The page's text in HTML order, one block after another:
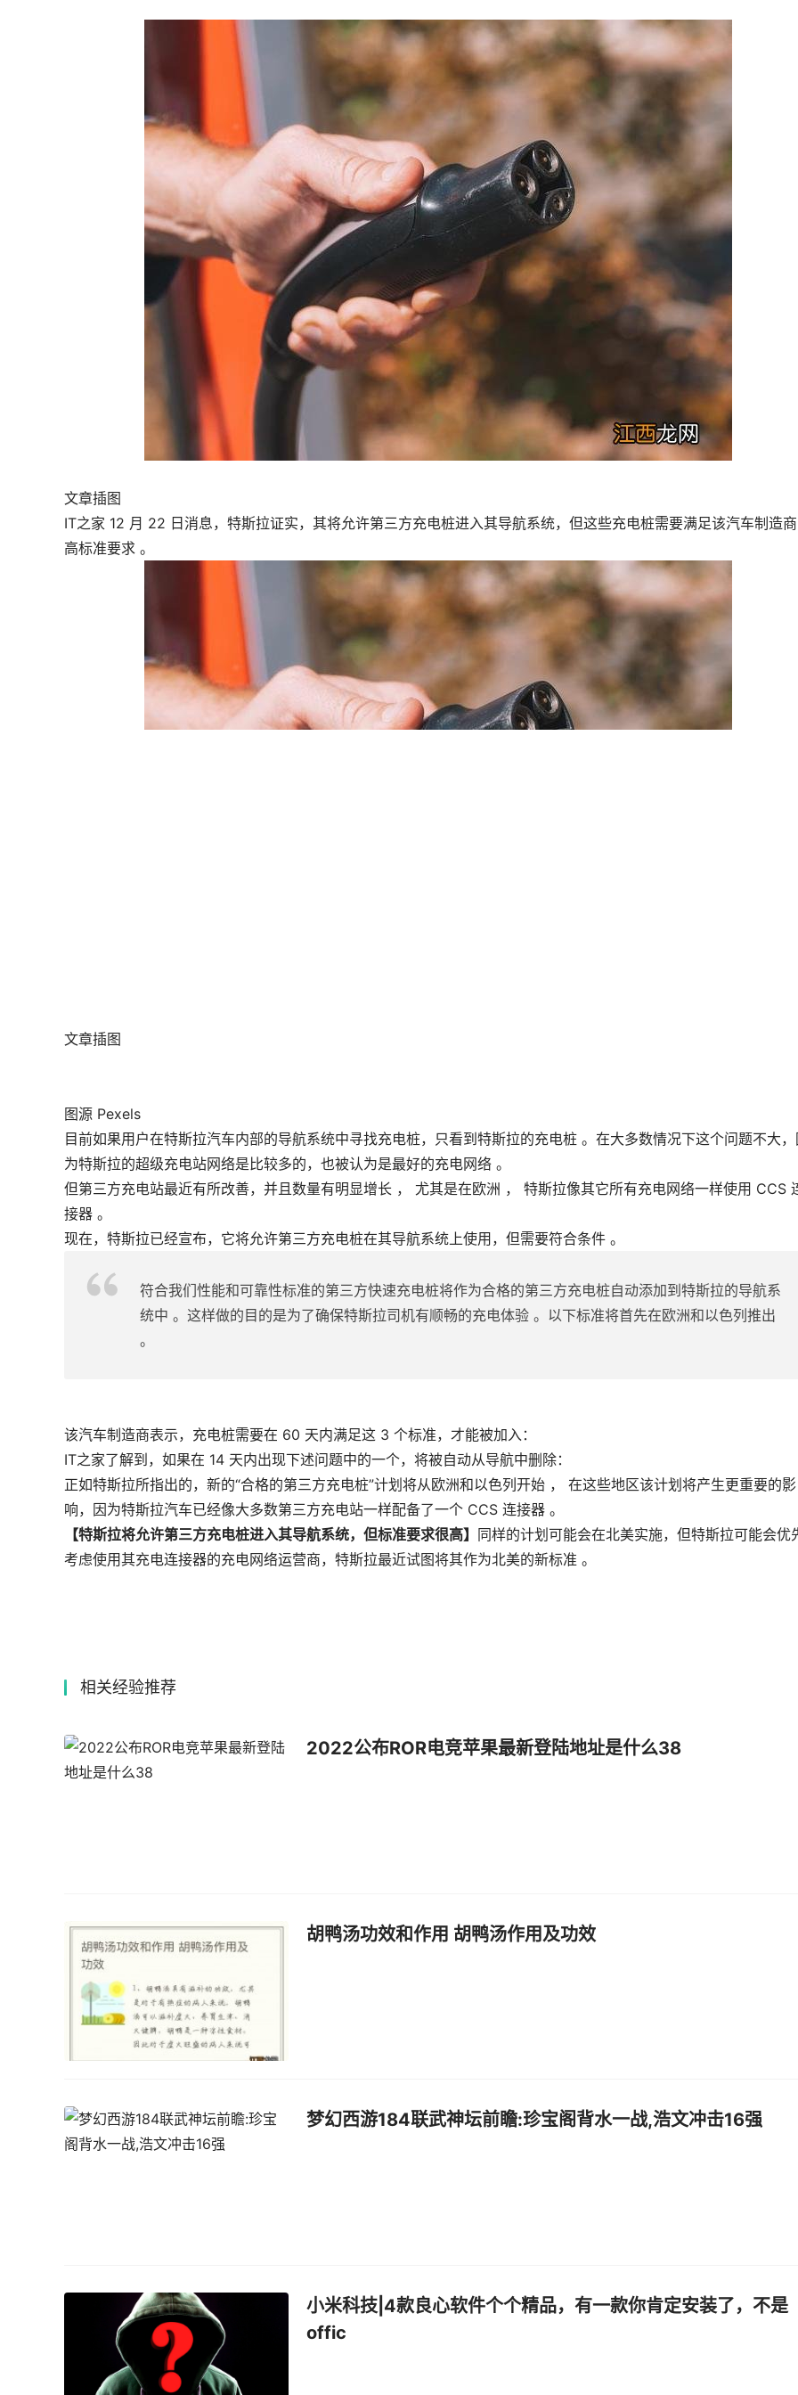
文章插图
IT之家 12 月 22 日消息，特斯拉证实，其将允许第三方充电桩进入其导航系统，但这些充电桩需要满足该汽车制造
高标准要求 。
文章插图
图源 Pexels
目前如果用户在特斯拉汽车内部的导航系统中寻找充电桩，只看到特斯拉的充电桩 。在大多数情况下这个问题不大
为特斯拉的超级充电站网络是比较多的，也被认为是最好的充电网络 。
但第三方充电站最近有所改善，并且数量有明显增长 ， 尤其是在欧洲 ， 特斯拉像其它所有充电网络一样使用 CCS
接器 。
现在，特斯拉已经宣布，它将允许第三方充电桩在其导航系统上使用，但需要符合条件 。
符合我们性能和可靠性标准的第三方快速充电桩将作为合格的第三方充电桩自动添加到特斯拉的导航系
统中 。这样做的目的是为了确保特斯拉司机有顺畅的充电体验 。以下标准将首先在欧洲和以色列推出
。
该汽车制造商表示，充电桩需要在 60 天内满足这 3 个标准，才能被加入：
IT之家了解到，如果在 14 天内出现下述问题中的一个，将被自动从导航中删除：
正如特斯拉所指出的，新的“合格的第三方充电桩”计划将从欧洲和以色列开始 ， 在这些地区该计划将产生更重要的影
响，因为特斯拉汽车已经像大多数第三方充电站一样配备了一个 CCS 连接器 。
【特斯拉将允许第三方充电桩进入其导航系统，但标准要求很高】 同样的计划可能会在北美实施，但特斯拉可能会优
考虑使用其充电连接器的充电网络运营商，特斯拉最近试图将其作为北美的新标准 。
相关经验推荐
2022公布ROR电竞苹果最新登陆地址是什么38
胡鸭汤功效和作用 胡鸭汤作用及功效
梦幻西游184联武神坛前瞻:珍宝阁背水一战,浩文冲击16强
小米科技|4款良心软件个个精品，有一款你肯定安装了，不是
offic